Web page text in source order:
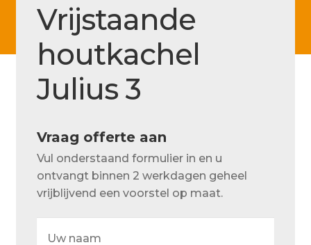
Klantenservice
Betaalmethode
Over
Actueel
Ons team
Retouren – Geschillen – Garantie
Vrijstaande
houtkachel
Julius 3
Vraag offerte aan
Vul onderstaand formulier in en u
ontvangt binnen 2 werkdagen geheel
vrijblijvend een voorstel op maat.
naam